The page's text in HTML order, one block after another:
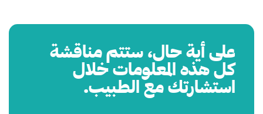
على أية حال، ستتم مناقشة
كل هذه المعلومات خلال
استشارتك مع الطبيب.